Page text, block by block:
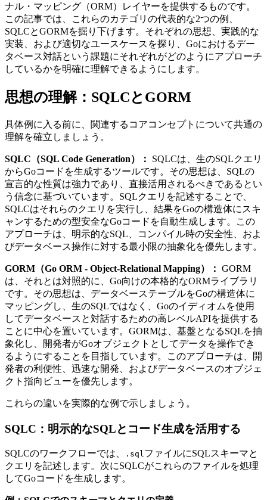
ナル・マッピング（ORM）レイヤーを提供するものです。
この記事では、これらのカテゴリの代表的な2つの例、
SQLCとGORMを掘り下げます。それぞれの思想、実践的な
実装、および適切なユースケースを探り、Goにおけるデー
タベース対話という課題にそれぞれがどのようにアプローチ
しているかを明確に理解できるようにします。
思想の理解：SQLCとGORM
具体例に入る前に、関連するコアコンセプトについて共通の
理解を確立しましょう。
SQLC（SQL Code Generation）：
SQLCは、生のSQLクエリ
からGoコードを生成するツールです。その思想は、SQLの
宣言的な性質は強力であり、直接活用されるべきであるとい
う信念に基づいています。SQLクエリを記述することで、
SQLCはそれらのクエリを実行し、結果をGoの構造体にスキ
ャンするための型安全なGoコードを自動生成します。この
アプローチは、明示的なSQL、コンパイル時の安全性、およ
びデータベース操作に対する最小限の抽象化を優先します。
GORM（Go ORM - Object-Relational Mapping）： GORM
は、それとは対照的に、Go向けの本格的なORMライブラリ
です。その思想は、データベーステーブルをGoの構造体に
マッピングし、生のSQLではなく、Goのイディオムを使用
してデータベースと対話するための高レベルAPIを提供する
ことに中心を置いています。GORMは、基盤となるSQLを抽
象化し、開発者がGoオブジェクトとしてデータを操作でき
るようにすることを目指しています。このアプローチは、開
発者の利便性、迅速な開発、およびデータベースのオブジェ
クト指向ビューを優先します。
これらの違いを実際的な例で示しましょう。
SQLC：明示的なSQLとコード生成を活用する
SQLCのワークフローでは、 .sqlファイルにSQLスキーマと
クエリを記述します。次にSQLCがこれらのファイルを処理
してGoコードを生成します。